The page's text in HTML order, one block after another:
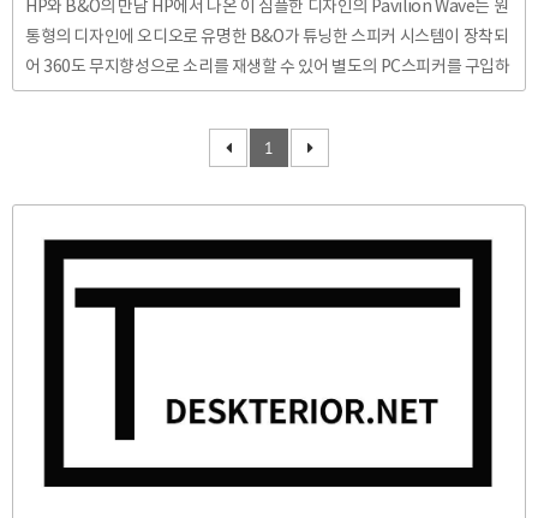
HP와 B&O의 만남 HP에서 나온 이 심플한 디자인의 Pavilion Wave는 원
통형의 디자인에 오디오로 유명한 B&O가 튜닝한 스피커 시스템이 장착되
어 360도 무지향성으로 소리를 재생할 수 있어 별도의 PC스피커를 구입하
지 않아도 우수한 품질의 스피커를 통한 음향을 즐길 수 있다는 장점이 있
습니다. B&O의 음향시스템을 품었다고 하지만 본 제품은 일반적인 데스크
탑과 크게 다르지는 않습니다. 6세대 인텔 코어 프로세스를 사용하였으며
1